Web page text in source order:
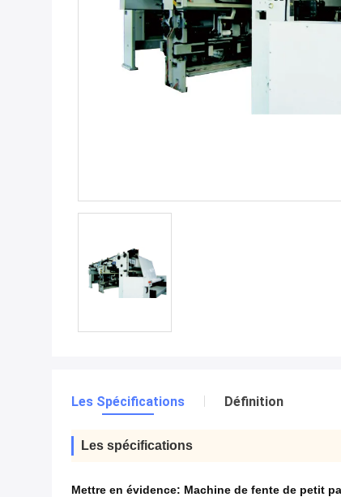
Les Spécifications Définition
Les spécifications
Mettre en évidence: Machine de fente de petit